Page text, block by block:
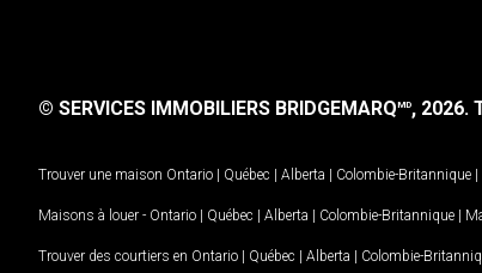
© SERVICES IMMOBILIERS BRIDGEMARQMD, 2026.
Trouver une maison Ontario | Québec | Alberta | Colombie-Britannique |
Maisons à louer - Ontario | Québec | Alberta | Colombie-Britannique |
Trouver des courtiers en Ontario | Québec | Alberta | Colombie-